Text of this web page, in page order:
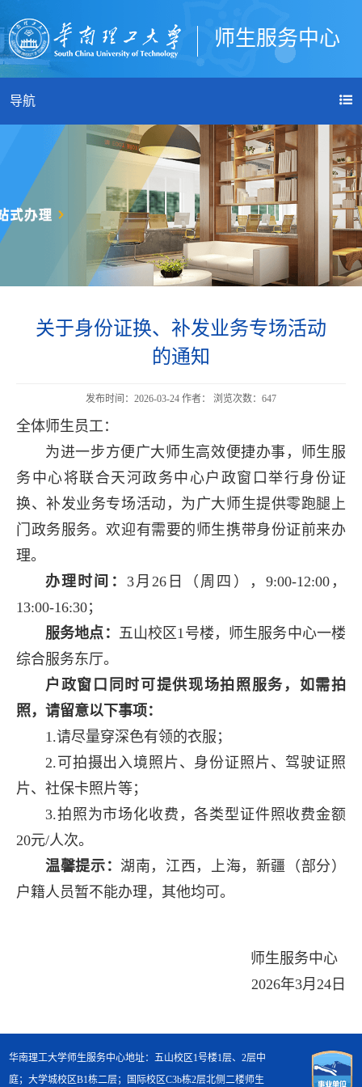
师生服务中心
登录
导航
关于身份证换、补发业务专场活动
的通知
发布时间：2026-03-24 作者： 浏览次数： 647
全体师生员工：
为进一步方便广大师生高效便捷办事，师生服
务中心将联合天河政务中心户政窗口举行身份证
换、补发业务专场活动，为广大师生提供零跑腿上
门政务服务。欢迎有需要的师生携带身份证前来办
理。
办理时间： 3月26日（周四），9:00-12:00，
13:00-16:30；
服务地点： 五山校区1号楼，师生服务中心一楼
综合服务东厅。
户政窗口同时可提供现场拍照服务，如需拍
照，请留意以下事项：
1.请尽量穿深色有领的衣服；
2.可拍摄出入境照片、身份证照片、驾驶证照
片、社保卡照片等；
3.拍照为市场化收费，各类型证件照收费金额
20元/人次。
温馨提示： 湖南，江西，上海，新疆（部分）
户籍人员暂不能办理，其他均可。
师生服务中心
2026年3月24日
华南理工大学师生服务中心地址：五山校区1号楼1层、2层中
庭；大学城校区B1栋二层；国际校区C3b栋2层北侧二楼师生